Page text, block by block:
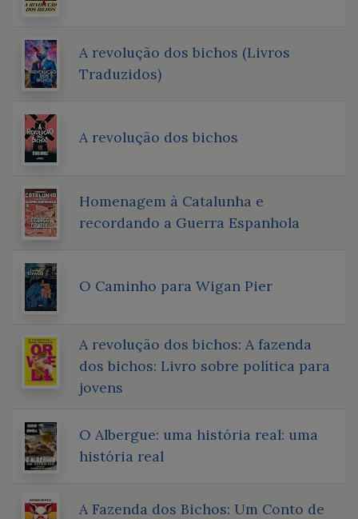
A revolução dos bichos (Livros
Traduzidos)
A revolução dos bichos
Homenagem à Catalunha e
recordando a Guerra Espanhola
O Caminho para Wigan Pier
A revolução dos bichos: A fazenda
dos bichos: Livro sobre política para
jovens
O Albergue: uma história real: uma
história real
A Fazenda dos Bichos: Um Conto de